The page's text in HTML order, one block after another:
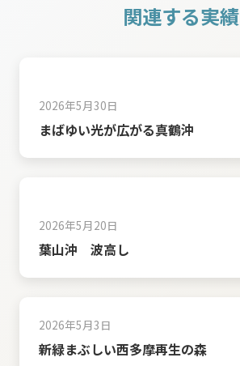
関連する実績
2026年5月30日
まばゆい光が広がる真鶴沖
2026年5月20日
葉山沖 波高し
2026年5月3日
新緑まぶしい西多摩再生の森